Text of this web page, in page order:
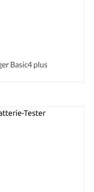
Basic4 plus